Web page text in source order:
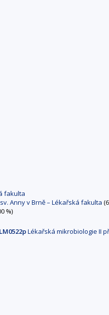
fakulta
Anny v Brně – Lékařská fakulta
%)
Lékařská mikrobiologie II